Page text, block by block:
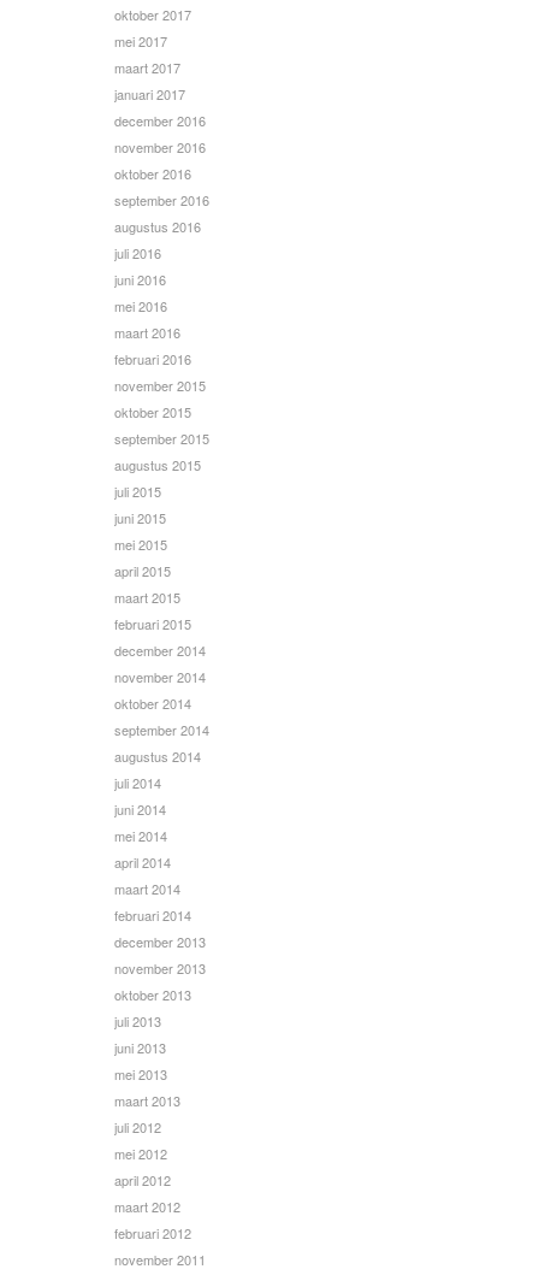
oktober 2017
mei 2017
maart 2017
januari 2017
december 2016
november 2016
oktober 2016
september 2016
augustus 2016
juli 2016
juni 2016
mei 2016
maart 2016
februari 2016
november 2015
oktober 2015
september 2015
augustus 2015
juli 2015
juni 2015
mei 2015
april 2015
maart 2015
februari 2015
december 2014
november 2014
oktober 2014
september 2014
augustus 2014
juli 2014
juni 2014
mei 2014
april 2014
maart 2014
februari 2014
december 2013
november 2013
oktober 2013
juli 2013
juni 2013
mei 2013
maart 2013
juli 2012
mei 2012
april 2012
maart 2012
februari 2012
november 2011